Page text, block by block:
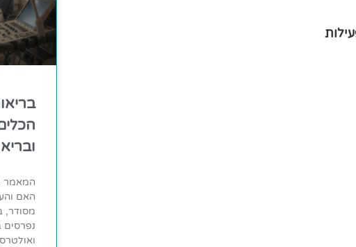
ובריא
המאמר
האם
מסודר,
נפרסים